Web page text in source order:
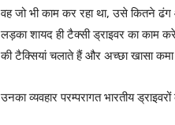
वह जो भी काम कर रहा था, उसे कितने
लड़का शायद ही टैक्सी ड्राइवर का काम
की टैक्सियां चलाते हैं और अच्छा खासा
उनका व्यवहार परम्परागत भारतीय